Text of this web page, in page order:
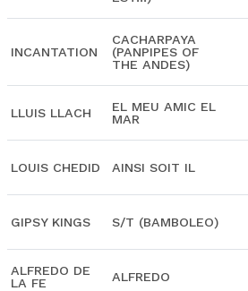
INCANTATION
CACHARPAYA
(PANPIPES OF
THE ANDES)
LLUIS LLACH
EL MEU AMIC EL
MAR
LOUIS CHEDID AINSI SOIT IL
GIPSY KINGS S/T (BAMBOLEO)
ALFREDO DE
LA FE
ALFREDO